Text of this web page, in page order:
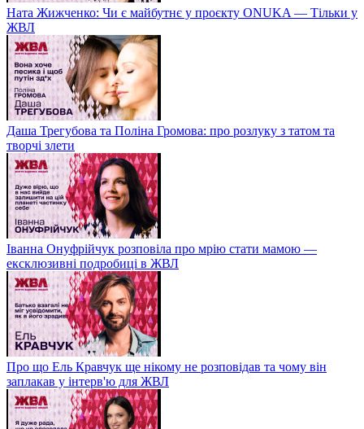
Ната Жижченко: Чи є майбутнє у проєкту ONUKA — Тільки у
ЖВЛ
Даша Трегубова та Поліна Громова: про розлуку з татом та
творчі злети
Іванна Онуфрійчук розповіла про мрію стати мамою —
ексклюзивні подробиці в ЖВЛ
Про що Ель Кравчук ще нікому не розповідав та чому він
заплакав у інтерв'ю для ЖВЛ